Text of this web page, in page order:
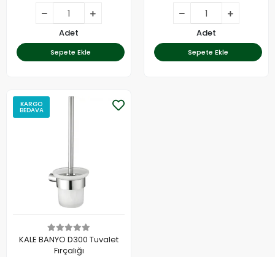
Adet
Sepete Ekle
Adet
Sepete Ekle
KARGO
BEDAVA
KALE BANYO D300 Tuvalet
Fırçalığı